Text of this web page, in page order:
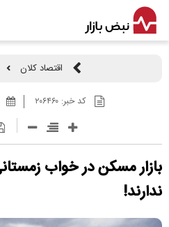
اقتصاد کلان
کد خبر:۲۰۶۴۶۰
بازار مسکن در خواب
ندارند!